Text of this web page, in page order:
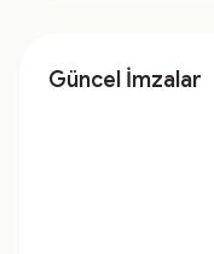
Güncel İmzalar